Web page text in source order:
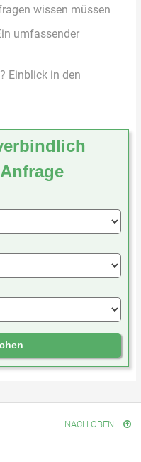
wissen müssen
umfassender
Einblick in den
NACH OBEN